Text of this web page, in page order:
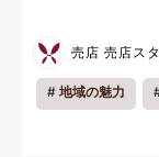
売店 売店ス
地域の魅力